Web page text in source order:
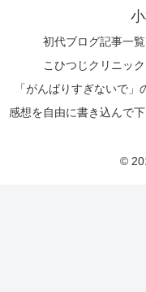
初代ブログ記事一覧
こひつじクリニック
「がんばりすぎないで」
感想を自由に書き込んで下
©